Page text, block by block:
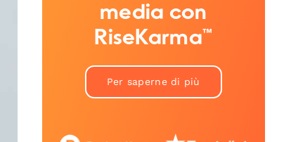
media con
RiseKarma™
Per saperne di più